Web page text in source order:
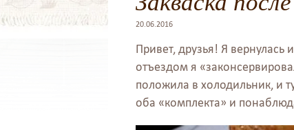
20.06.2016
Привет, друзья! Я
отъездом я
положила в холодильник, и
оба «комплекта» и